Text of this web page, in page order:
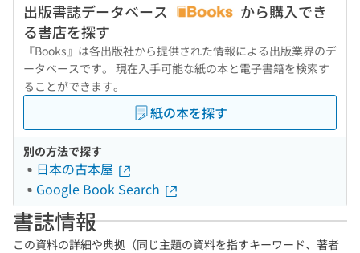
出版書誌データベース
から購入でき
る書店を探す
『Books』は各出版社から提供された情報による出版業界のデ
ータベースです。 現在入手可能な紙の本と電子書籍を検索す
ることができます。
紙の本を探す
別の方法で探す
日本の古本屋
Google Book Search
書誌情報
この資料の詳細や典拠（同じ主題の資料を指すキーワード、著者